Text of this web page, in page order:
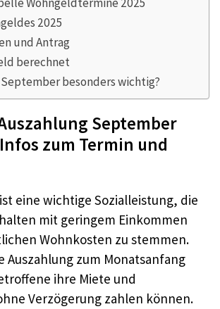
Wohngeldtermine 2025
2025
und Antrag
berechnet
September besonders wichtig?
September
zum Termin und
ist eine wichtige Sozialleistung, die
mit geringem Einkommen
Wohnkosten zu stemmen.
Auszahlung zum Monatsanfang
ihre Miete und
Verzögerung zahlen können.